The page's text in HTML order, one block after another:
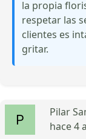
la propia
respetar las
clientes es
gritar.
Pilar
hace 4